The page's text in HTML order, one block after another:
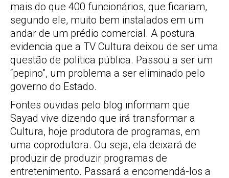
mais do que 400 funcionários, que ficariam,
segundo ele, muito bem instalados em um
andar de um prédio comercial. A postura
evidencia que a TV Cultura deixou de ser uma
questão de política pública. Passou a ser um
“pepino”, um problema a ser eliminado pelo
governo do Estado.
Fontes ouvidas pelo blog informam que
Sayad vive dizendo que irá transformar a
Cultura, hoje produtora de programas, em
uma coprodutora. Ou seja, ela deixará de
produzir de produzir programas de
entretenimento. Passará a encomendá-los a